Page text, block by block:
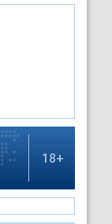
18+